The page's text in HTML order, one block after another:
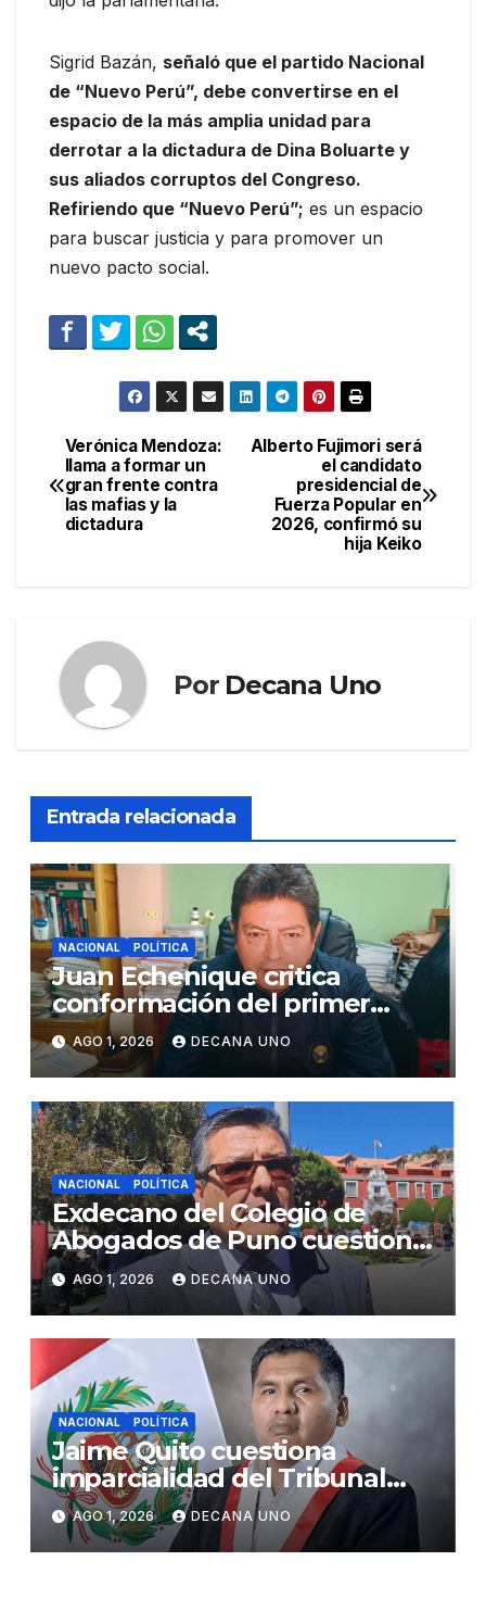
Sigrid Bazán, señaló que el partido Nacional
de “Nuevo Perú”, debe convertirse en el
espacio de la más amplia unidad para
derrotar a la dictadura de Dina Boluarte y
sus aliados corruptos del Congreso.
Refiriendo que “Nuevo Perú”; es un espacio
para buscar justicia y para promover un
nuevo pacto social.
Navegación
de
Alberto Fujimori será
el candidato
presidencial de
Fuerza Popular en
2026, confirmó su
hija Keiko
Verónica Mendoza:
llama a formar un
gran frente contra
las mafias y la
dictadura
Por Decana Uno
Entrada relacionada
NACIONAL POLÍTICA
Juan Echenique critica
conformación del primer
gabinete ministerial de Keiko
Fujimori
AGO 1, 2026 DECANA UNO
NACIONAL POLÍTICA
Exdecano del Colegio de
Abogados de Puno cuestiona
propuestas sobre seguridad
ciudadana
AGO 1, 2026 DECANA UNO
NACIONAL POLÍTICA
Jaime Quito cuestiona
imparcialidad del Tribunal
Constitucional tras liberación
de Ollanta Humala
AGO 1, 2026 DECANA UNO